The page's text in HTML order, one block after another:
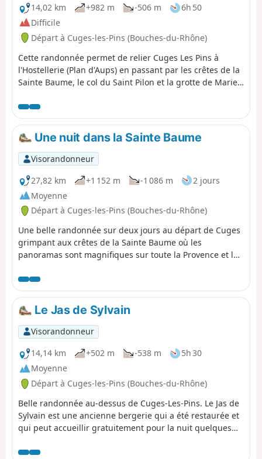
14,02 km
+982 m -506 m
6h 50
Difficile
Départ à Cuges-les-Pins (Bouches-du-Rhône)
Cette randonnée permet de relier Cuges Les Pins à
l'Hostellerie (Plan d'Aups) en passant par les crêtes de la
Sainte Baume, le col du Saint Pilon et la grotte de Marie
sont magnifiques. La grotte de Marie Madeleine est
chargée d'histoire et de spiritualité puisque c'est là que
la sainte est censée avoir passé les 30 dernières années
de sa vie. Cette randonnée est la première d'un voyage
sur 2 jours, entièrement accessible par le réseau de bus
gratuit du Pays d'Aubagne et de l'Étoile. Le départ a lieu
de Cuges les Pins (ligne gratuite 11). Au terme de la
première journée de marche, l'Hostellerie de la Sainte
Baume offre des hébergements à prix accessible. Le
lendemain, départ de l'Hostellerie à destination de saint
Zacharie (lignes gratuites 8 et 9)
Une nuit dans la Sainte Baume
Visorandonneur
27,82 km
+1 152 m -1 086 m
2 jours
Moyenne
Départ à Cuges-les-Pins (Bouches-du-Rhône)
Une belle randonnée sur deux jours au départ de Cuges
grimpant aux crêtes de la Sainte Baume où les
panoramas sont magnifiques sur toute la Provence et les
de Marie Madeleine chargée d'histoire et de spiritualité.
Nuit à l'Hostellerie de la Sainte Baume. Le lendemain,
descente par les sources de l'Huveaune, la ferme de La
Taurelle, puis la pittoresque source des Nayes et Saint-
Zacharie. À ses deux extrémités, la randonnée est
accessible par le réseau de transport en commun gratuit
du Pays d'Aubagne et de l'Étoile.
Le Jas de Sylvain
Visorandonneur
14,14 km
+502 m -538 m
5h 30
Moyenne
Départ à Cuges-les-Pins (Bouches-du-Rhône)
Belle randonnée au-dessus de Cuges-Les-Pins. Le Jas de
Sylvain est une ancienne bergerie qui a été restaurée et
qui peut accueillir gratuitement pour la nuit quelques
panoramas sur la plaine de Cuges. La randonnée est